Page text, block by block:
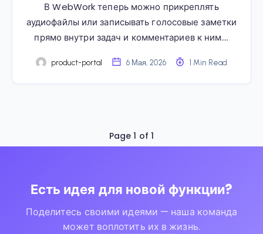
В WebWork теперь можно прикреплять
аудиофайлы или записывать голосовые заметки
прямо внутри задач и комментариев к ним….
product-portal 6 Мая, 2026 1 Min Read
Page 1 of 1
Есть идея для новой функции?
Поделитесь своими идеями — наша команда
может воплотить их в жизнь.